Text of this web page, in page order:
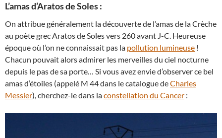
L’amas d’Aratos de Soles :
On attribue généralement la découverte de l’amas de la Crèche
au poète grec Aratos de Soles vers 260 avant J-C. Heureuse
époque où l’on ne connaissait pas la pollution lumineuse !
Chacun pouvait alors admirer les merveilles du ciel nocturne
depuis le pas de sa porte… Si vous avez envie d’observer ce bel
amas d’étoiles (appelé M 44 dans le catalogue deCharles
Messier), cherchez-le dans laconstellation du Cancer :